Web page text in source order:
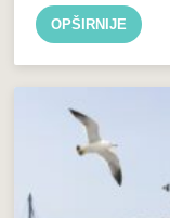
OPŠIRNIJE